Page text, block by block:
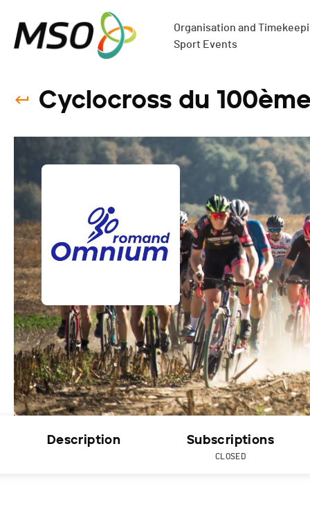
Organisation and
Sport Events
Cyclocross du
Description Subscriptions
CLOSED